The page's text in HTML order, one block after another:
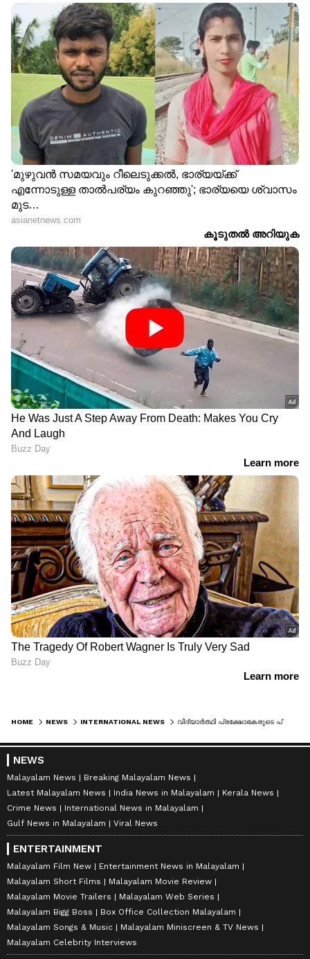
HOME NEWS INTERNATIONAL NEWS വിദ്യാര്‍ത്ഥി പ്രക്ഷോഭകരുടെ പ്രധാന ആവശ്യം അംഗീകരിച്ച് രാഷ്ട്രപതി, ബംഗ്ലാദേശ് പാര്‍ലമെന്‍റ് പിരിച്ചുവിട്ടു
NEWS
Malayalam News
Breaking Malayalam News
Latest Malayalam News
India News in Malayalam
Kerala News
Crime News
International News in Malayalam
Gulf News in Malayalam
Viral News
ENTERTAINMENT
Malayalam Film New
Entertainment News in Malayalam
Malayalam Short Films
Malayalam Movie Review
Malayalam Movie Trailers
Malayalam Web Series
Malayalam Bigg Boss
Box Office Collection Malayalam
Malayalam Songs & Music
Malayalam Miniscreen & TV News
Malayalam Celebrity Interviews